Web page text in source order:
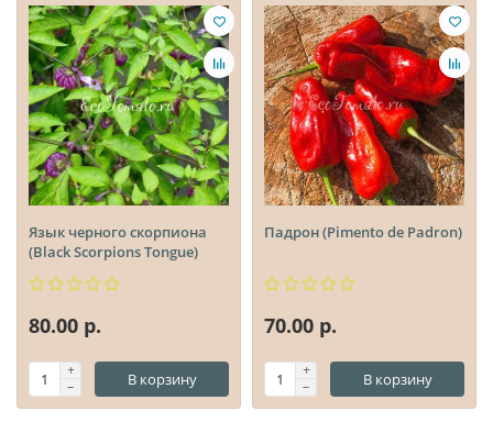
Язык черного скорпиона
(Black Scorpions Tongue)
80.00 р.
В корзину
Падрон (Pimento de Padrоn)
70.00 р.
В корзину